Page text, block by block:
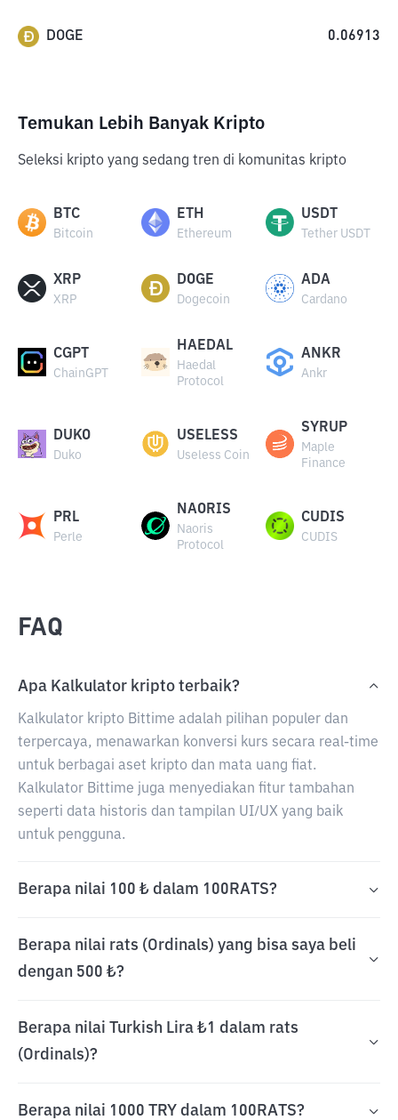
DOGE 0.06913
Temukan Lebih Banyak Kripto
Seleksi kripto yang sedang tren di komunitas kripto
BTC
Bitcoin
ETH
Ethereum
USDT
Tether USDT
XRP
XRP
DOGE
Dogecoin
ADA
Cardano
CGPT
ChainGPT
HAEDAL
Haedal
Protocol
ANKR
Ankr
DUKO
Duko
USELESS
Useless Coin
SYRUP
Maple
Finance
PRL
Perle
NAORIS
Naoris
Protocol
CUDIS
CUDIS
FAQ
Apa Kalkulator kripto terbaik?
Kalkulator kripto Bittime adalah pilihan populer dan
terpercaya, menawarkan konversi kurs secara real-time
untuk berbagai aset kripto dan mata uang fiat.
Kalkulator Bittime juga menyediakan fitur tambahan
seperti data historis dan tampilan UI/UX yang baik
untuk pengguna.
Berapa nilai 100 ₺ dalam 100RATS?
Berapa nilai rats (Ordinals) yang bisa saya beli
dengan 500 ₺?
Berapa nilai Turkish Lira ₺1 dalam rats
(Ordinals)?
Berapa nilai 1000 TRY dalam 100RATS?